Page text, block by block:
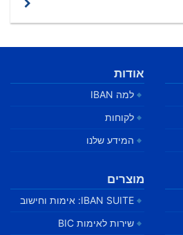
אודות
למה IBAN
לקוחות
המידע שלנו
מוצרים
IBAN SUITE: אימות וחישוב
שירות לאימות BIC